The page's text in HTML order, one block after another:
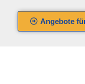
Angebote